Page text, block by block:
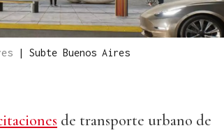
| Subte Buenos Aires
de transporte urbano de